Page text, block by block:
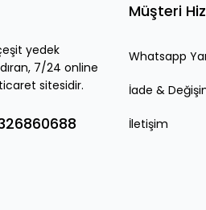
yedek
7/24 online
sitesidir.
Müşteri
Whatsapp
İade &
İletişim